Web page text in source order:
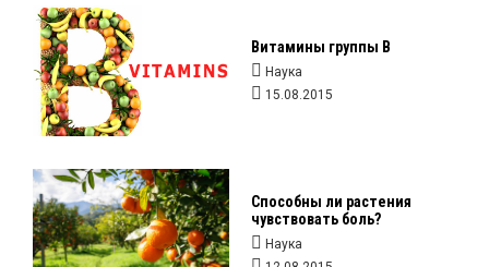
Витамины группы B
Наука
15.08.2015
Способны ли растения
чувствовать боль?
Наука